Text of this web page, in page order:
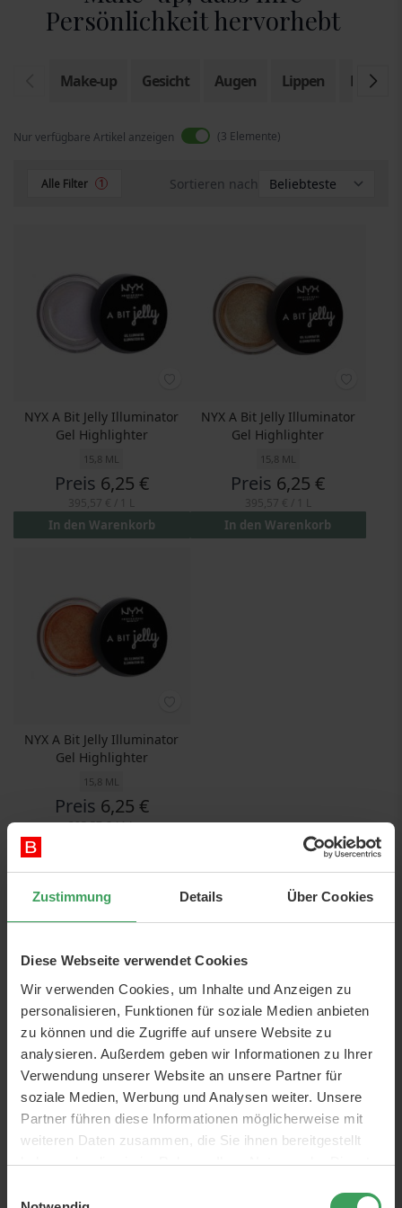
Zustimmung Details Über Cookies
Diese Webseite verwendet Cookies
Wir verwenden Cookies, um Inhalte und Anzeigen zu
personalisieren, Funktionen für soziale Medien anbieten
zu können und die Zugriffe auf unsere Website zu
analysieren. Außerdem geben wir Informationen zu Ihrer
Verwendung unserer Website an unsere Partner für
soziale Medien, Werbung und Analysen weiter. Unsere
Partner führen diese Informationen möglicherweise mit
weiteren Daten zusammen, die Sie ihnen bereitgestellt
haben oder die sie im Rahmen Ihrer Nutzung der Dienste
Persönlichkeit hervorhebt
Make-up Gesicht Augen Lippen
Nur verfügbare Artikel anzeigen 3 Elemente
Alle Filter 1 Sortieren nach
NYX A Bit Jelly Illuminator
Gel Highlighter
15,8 ML
Preis 6,25 €
In den Warenkorb
NYX A Bit Jelly Illuminator
Gel Highlighter
15,8 ML
Preis 6,25 €
In den Warenkorb
NYX A Bit Jelly Illuminator
Gel Highlighter
15,8 ML
Preis 6,25 €
395,57 €/ 1 L
NYX Cosmetics
auszusetzen. Die Produkte von
haben günstige Preise